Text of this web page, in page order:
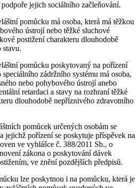
jejich sociálního začleňování.
pomůcku má osoba, která má těžkou
ústrojí nebo těžké sluchové
postižení charakteru dlouhodobě
stavu.
pomůcku poskytovaný na pořízení
zádržního systému má osoba,
nebo pohybového ústrojí anebo
retardaci a stavy na rozhraní těžké
dlouhodobě nepříznivého zdravotního
pomůcek určených osobám se
jejichž pořízení se poskytuje příspěvek na
ve vyhlášce č. 388/2011 Sb., o
zákona o poskytování dávek
ve znění pozdějších předpisů.
lze poskytnou i na pomůcku, která je